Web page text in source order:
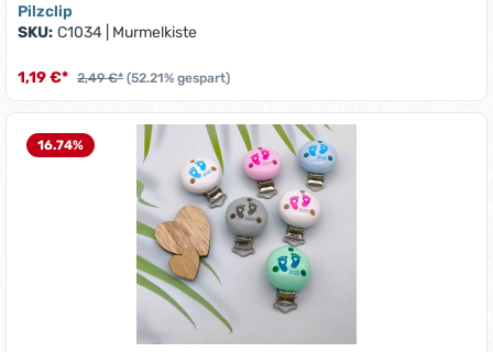
Pilzclip
SKU: C1034 Murmelkiste
1,19 €* 2,49 €* (52.21% gespart)
16.74%